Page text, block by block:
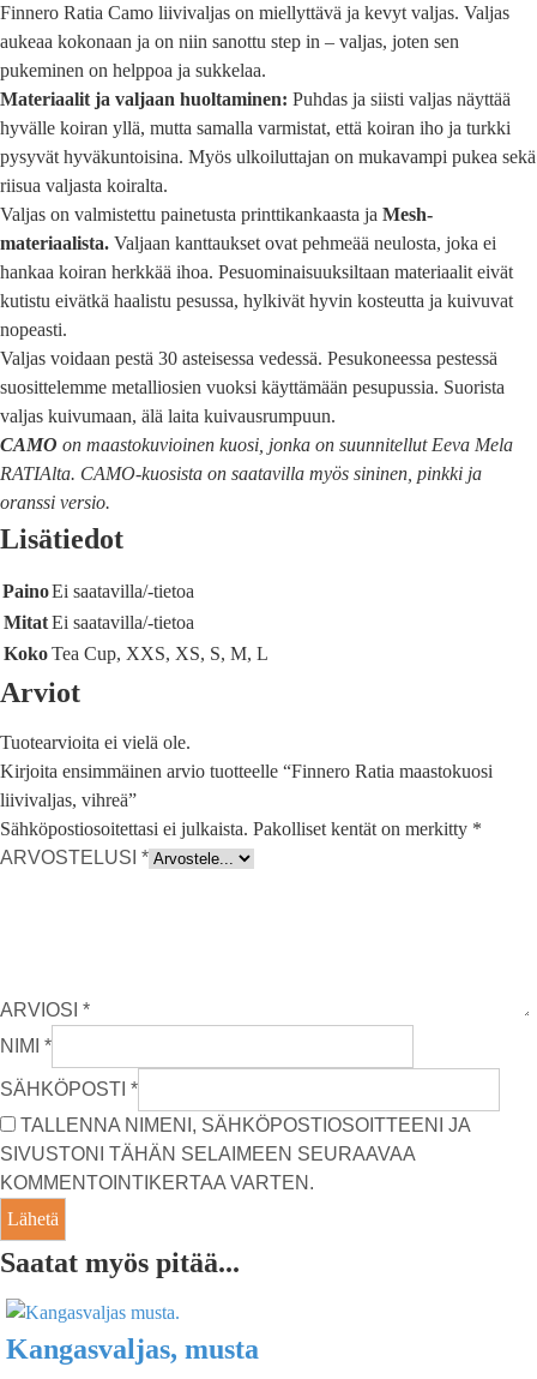
Finnero Ratia Camo liivivaljas on miellyttävä ja kevyt valjas. Valjas
aukeaa kokonaan ja on niin sanottu step in – valjas, joten sen
pukeminen on helppoa ja sukkelaa.
Materiaalit ja valjaan huoltaminen: Puhdas ja siisti valjas näyttää
hyvälle koiran yllä, mutta samalla varmistat, että koiran iho ja turkki
pysyvät hyväkuntoisina. Myös ulkoiluttajan on mukavampi pukea sekä
riisua valjasta koiralta.
Valjas on valmistettu painetusta printtikankaasta ja Mesh-
materiaalista. Valjaan kanttaukset ovat pehmeää neulosta, joka ei
hankaa koiran herkkää ihoa. Pesuominaisuuksiltaan materiaalit eivät
kutistu eivätkä haalistu pesussa, hylkivät hyvin kosteutta ja kuivuvat
nopeasti.
Valjas voidaan pestä 30 asteisessa vedessä. Pesukoneessa pestessä
suosittelemme metalliosien vuoksi käyttämään pesupussia. Suorista
valjas kuivumaan, älä laita kuivausrumpuun.
CAMO on maastokuvioinen kuosi, jonka on suunnitellut Eeva Mela
RATIAlta. CAMO-kuosista on saatavilla myös sininen, pinkki ja
oranssi versio.
Lisätiedot
PainoEi saatavilla/-tietoa
MitatEi saatavilla/-tietoa
KokoTea Cup, XXS, XS, S, M, L
Arviot
Tuotearvioita ei vielä ole.
Kirjoita ensimmäinen arvio tuotteelle “Finnero Ratia maastokuosi
liivivaljas, vihreä”
Sähköpostiosoitettasi ei julkaista. Pakolliset kentät on merkitty *
ARVOSTELUSI *
ARVIOSI *
NIMI *
SÄHKÖPOSTI *
TALLENNA NIMENI, SÄHKÖPOSTIOSOITTEENI JA
SIVUSTONI TÄHÄN SELAIMEEN SEURAAVAA
KOMMENTOINTIKERTAA VARTEN.
Saatat myös pitää...
Kangasvaljas, musta